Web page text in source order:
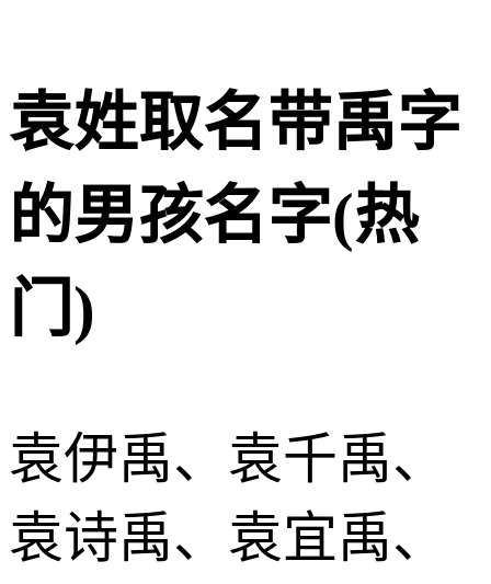
袁姓取名带禹字
的男孩名字(热
门)
袁伊禹、袁千禹、
袁诗禹、袁宜禹、